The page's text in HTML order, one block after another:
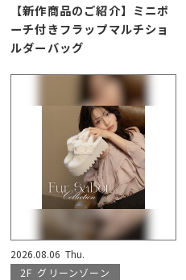
【新作商品のご紹介】ミニポ
ーチ付きフラップマルチショ
ルダーバッグ
2026.08.06 Thu.
2F グリーンゾーン